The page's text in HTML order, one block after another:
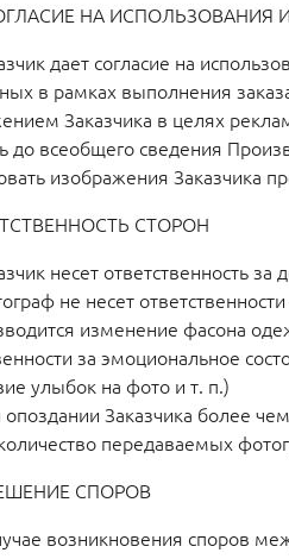
НА ИСПОЛЬЗОВАНИЯ
дает согласие на
в рамках выполнения
Заказчика в целях
до всеобщего сведения
изображения Заказчика
СТОРОН
несет ответственность
не несет
изменение фасона
за эмоциональное
улыбок на фото и т. п.)
Заказчика более
передаваемых
СПОРОВ
возникновения споров